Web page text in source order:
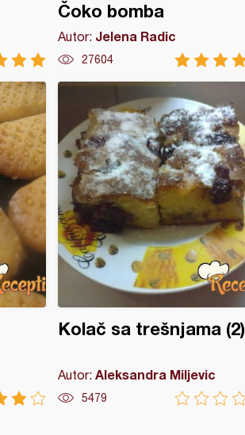
Čoko bomba
Autor: Jelena Radic
27604
Kolač sa trešnjama (2)
Autor: Aleksandra Miljevic
5479